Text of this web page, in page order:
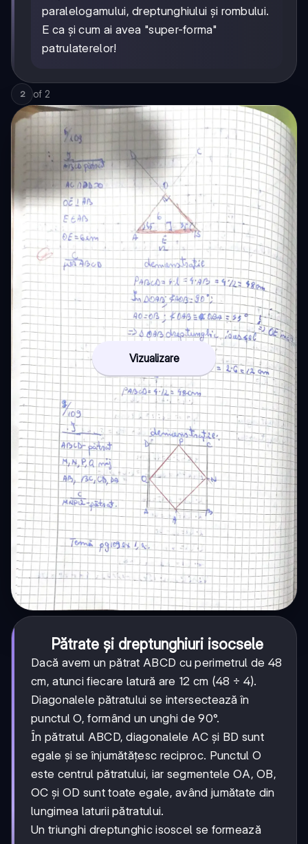
paralelogamului, dreptunghiului și rombului.
E ca și cum ai avea "super-forma"
patrulaterelor!
2 of 2
Vizualizare
Pătrate și dreptunghiuri isocsele
Dacă avem un pătrat ABCD cu perimetrul de 48
cm, atunci fiecare latură are 12 cm (48 ÷ 4).
Diagonalele pătratului se intersectează în
punctul O, formând un unghi de 90°.
În pătratul ABCD, diagonalele AC și BD sunt
egale și se înjumătățesc reciproc. Punctul O
este centrul pătratului, iar segmentele OA, OB,
OC și OD sunt toate egale, având jumătate din
lungimea laturii pătratului.
Un triunghi dreptunghic isoscel se formează